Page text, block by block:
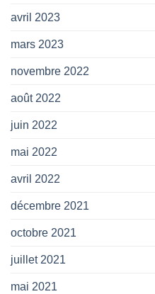
avril 2023
mars 2023
novembre 2022
août 2022
juin 2022
mai 2022
avril 2022
décembre 2021
octobre 2021
juillet 2021
mai 2021